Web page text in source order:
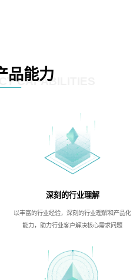
品能力
CAPABILITIES
深刻的行业理解
以丰富的行业经验，深刻的行业理解和产品化
能力，助力行业客户解决核心需求问题